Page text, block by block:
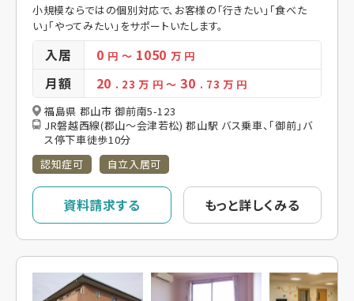
小規模ならではの個別対応で、お客様の「行きたい」「食べた
い」「やってみたい」をサポートいたします。
入居 0 円 ～ 1050 万 円
月額 20 . 23万 円 ～ 30 . 73 万 円
福島県 郡山市 御前南5-123
JR磐越西線(郡山～会津若松) 郡山駅 バス乗車、「御前」バ
ス停下車徒歩10分
認知症可
自立入居可
資料請求する もっと詳しくみる